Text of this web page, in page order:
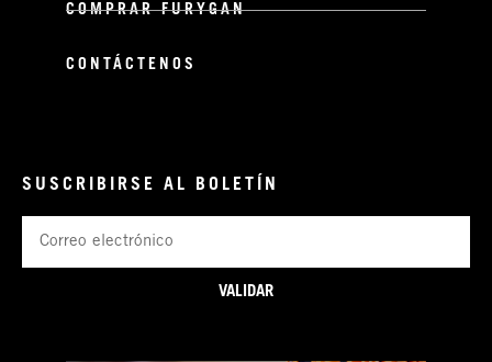
COMPRAR FURYGAN
CONTÁCTENOS
SUSCRIBIRSE AL BOLETÍN
electrónico
VALIDAR